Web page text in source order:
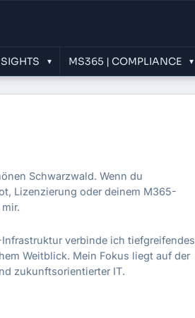
▾ MS365 | COMPLIANCE ▾
Schwarzwald. Wenn du
Lizenzierung oder deinem M365-
verbinde ich tiefgreifendes
Weitblick. Mein Fokus liegt auf der
zukunftsorientierter IT.